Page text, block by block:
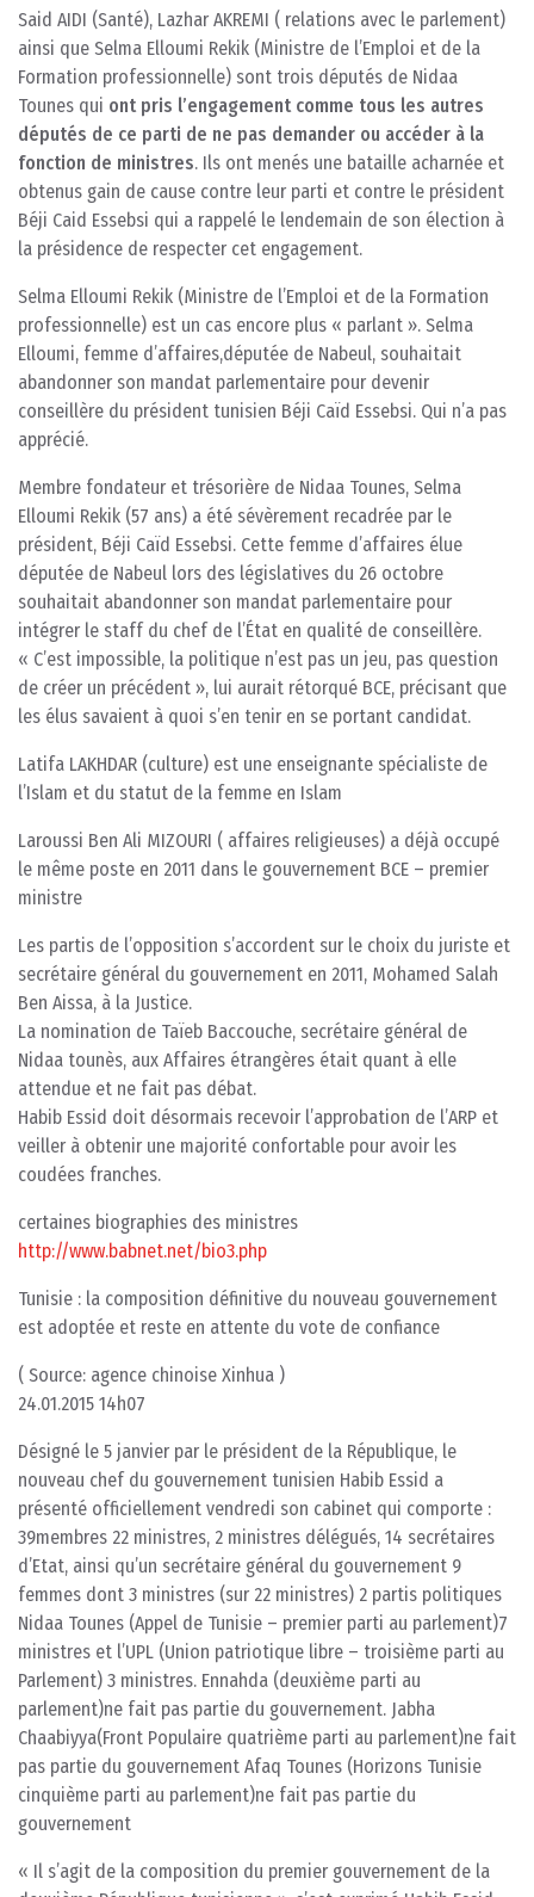
Said AIDI (Santé), Lazhar AKREMI ( relations avec le parlement)
ainsi que Selma Elloumi Rekik (Ministre de l’Emploi et de la
Formation professionnelle) sont trois députés de Nidaa
Tounes qui ont pris l’engagement comme tous les autres
députés de ce parti de ne pas demander ou accéder à la
fonction de ministres. Ils ont menés une bataille acharnée et
obtenus gain de cause contre leur parti et contre le président
Béji Caid Essebsi qui a rappelé le lendemain de son élection à
la présidence de respecter cet engagement.
Selma Elloumi Rekik (Ministre de l’Emploi et de la Formation
professionnelle) est un cas encore plus « parlant ». Selma
Elloumi, femme d’affaires,députée de Nabeul, souhaitait
abandonner son mandat parlementaire pour devenir
conseillère du président tunisien Béji Caïd Essebsi. Qui n’a pas
apprécié.
Membre fondateur et trésorière de Nidaa Tounes, Selma
Elloumi Rekik (57 ans) a été sévèrement recadrée par le
président, Béji Caïd Essebsi. Cette femme d’affaires élue
députée de Nabeul lors des législatives du 26 octobre
souhaitait abandonner son mandat parlementaire pour
intégrer le staff du chef de l’État en qualité de conseillère.
« C’est impossible, la politique n’est pas un jeu, pas question
de créer un précédent », lui aurait rétorqué BCE, précisant que
les élus savaient à quoi s’en tenir en se portant candidat.
Latifa LAKHDAR (culture) est une enseignante spécialiste de
l’Islam et du statut de la femme en Islam
Laroussi Ben Ali MIZOURI ( affaires religieuses) a déjà occupé
le même poste en 2011 dans le gouvernement BCE – premier
ministre
Les partis de l’opposition s’accordent sur le choix du juriste et
secrétaire général du gouvernement en 2011, Mohamed Salah
Ben Aissa, à la Justice.
La nomination de Taïeb Baccouche, secrétaire général de
Nidaa tounès, aux Affaires étrangères était quant à elle
attendue et ne fait pas débat.
Habib Essid doit désormais recevoir l’approbation de l’ARP et
veiller à obtenir une majorité confortable pour avoir les
coudées franches.
certaines biographies des ministres
http://www.babnet.net/bio3.php
Tunisie : la composition définitive du nouveau gouvernement
est adoptée et reste en attente du vote de confiance
( Source: agence chinoise Xinhua )
24.01.2015 14h07
Désigné le 5 janvier par le président de la République, le
nouveau chef du gouvernement tunisien Habib Essid a
présenté officiellement vendredi son cabinet qui comporte :
39membres 22 ministres, 2 ministres délégués, 14 secrétaires
d’Etat, ainsi qu’un secrétaire général du gouvernement 9
femmes dont 3 ministres (sur 22 ministres) 2 partis politiques
Nidaa Tounes (Appel de Tunisie – premier parti au parlement)7
ministres et l’UPL (Union patriotique libre – troisième parti au
Parlement) 3 ministres. Ennahda (deuxième parti au
parlement)ne fait pas partie du gouvernement. Jabha
Chaabiyya(Front Populaire quatrième parti au parlement)ne fait
pas partie du gouvernement Afaq Tounes (Horizons Tunisie
cinquième parti au parlement)ne fait pas partie du
gouvernement
« Il s’agit de la composition du premier gouvernement de la